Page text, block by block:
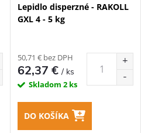
Lepidlo disperzné - RAKOLL
GXL 4 - 5 kg
50,71 € bez DPH
62,37 €/ ks
Skladom 2 ks
DO KOŠÍKA